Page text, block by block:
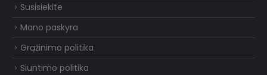
Susisiekite
Mano paskyra
Grąžinimo politika
Siuntimo politika